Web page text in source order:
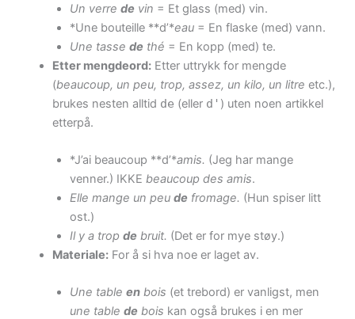
Un verrede vin = Et glass (med) vin.
*Une bouteille **d’*eau = En flaske (med) vann.
Une tassede thé = En kopp (med) te.
Etter mengdeord: Etter uttrykk for mengde
(beaucoup, un peu, trop, assez, un kilo, un litre etc.),
brukes nesten alltid de (eller d' ) uten noen artikkel
etterpå.
*J’ai beaucoup **d’*amis. (Jeg har mange
venner.) IKKEbeaucoup des amis.
Elle mange un peude fromage. (Hun spiser litt
ost.)
Il y a tropde bruit. (Det er for mye støy.)
Materiale: For å si hva noe er laget av.
Une tableen bois (et trebord) er vanligst, men
une tablede bois kan også brukes i en mer